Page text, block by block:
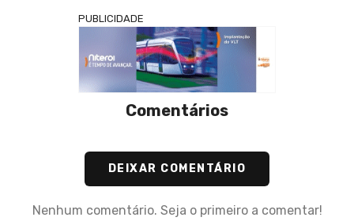
PUBLICIDADE
Comentários
DEIXAR COMENTÁRIO
Nenhum comentário. Seja o primeiro a comentar!